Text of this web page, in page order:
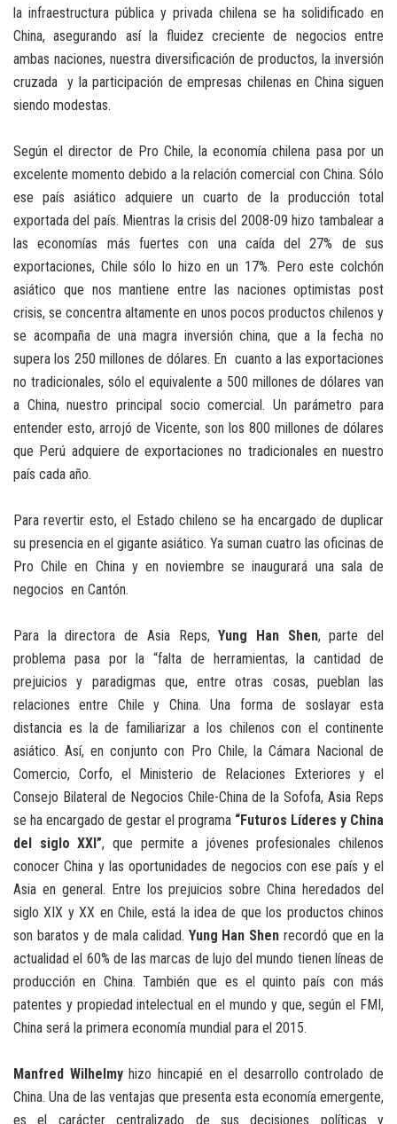
la infraestructura pública y privada chilena se ha solidificado en
China, asegurando así la fluidez creciente de negocios entre
ambas naciones, nuestra diversificación de productos, la inversión
cruzada y la participación de empresas chilenas en China siguen
siendo modestas.
Según el director de Pro Chile, la economía chilena pasa por un
excelente momento debido a la relación comercial con China. Sólo
ese país asiático adquiere un cuarto de la producción total
exportada del país. Mientras la crisis del 2008-09 hizo tambalear a
las economías más fuertes con una caída del 27% de sus
exportaciones, Chile sólo lo hizo en un 17%. Pero este colchón
asiático que nos mantiene entre las naciones optimistas post
crisis, se concentra altamente en unos pocos productos chilenos y
se acompaña de una magra inversión china, que a la fecha no
supera los 250 millones de dólares. En cuanto a las exportaciones
no tradicionales, sólo el equivalente a 500 millones de dólares van
a China, nuestro principal socio comercial. Un parámetro para
entender esto, arrojó de Vicente, son los 800 millones de dólares
que Perú adquiere de exportaciones no tradicionales en nuestro
país cada año.
Para revertir esto, el Estado chileno se ha encargado de duplicar
su presencia en el gigante asiático. Ya suman cuatro las oficinas de
Pro Chile en China y en noviembre se inaugurará una sala de
negocios en Cantón.
Para la directora de Asia Reps,Yung Han Shen, parte del
problema pasa por la “falta de herramientas, la cantidad de
prejuicios y paradigmas que, entre otras cosas, pueblan las
relaciones entre Chile y China. Una forma de soslayar esta
distancia es la de familiarizar a los chilenos con el continente
asiático. Así, en conjunto con Pro Chile, la Cámara Nacional de
Comercio, Corfo, el Ministerio de Relaciones Exteriores y el
Consejo Bilateral de Negocios Chile-China de la Sofofa, Asia Reps
se ha encargado de gestar el programa “Futuros Líderes y China
del siglo XXI”, que permite a jóvenes profesionales chilenos
conocer China y las oportunidades de negocios con ese país y el
Asia en general. Entre los prejuicios sobre China heredados del
siglo XIX y XX en Chile, está la idea de que los productos chinos
son baratos y de mala calidad. Yung Han Shen recordó que en la
actualidad el 60% de las marcas de lujo del mundo tienen líneas de
producción en China. También que es el quinto país con más
patentes y propiedad intelectual en el mundo y que, según el FMI,
China será la primera economía mundial para el 2015.
Manfred Wilhelmyhizo hincapié en el desarrollo controlado de
China. Una de las ventajas que presenta esta economía emergente,
es el carácter centralizado de sus decisiones políticas y